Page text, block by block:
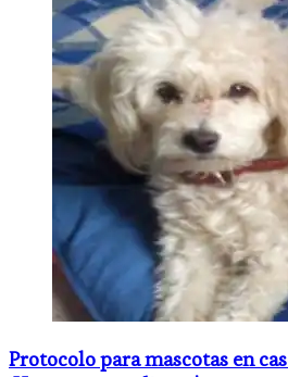
Protocolo para mascotas en